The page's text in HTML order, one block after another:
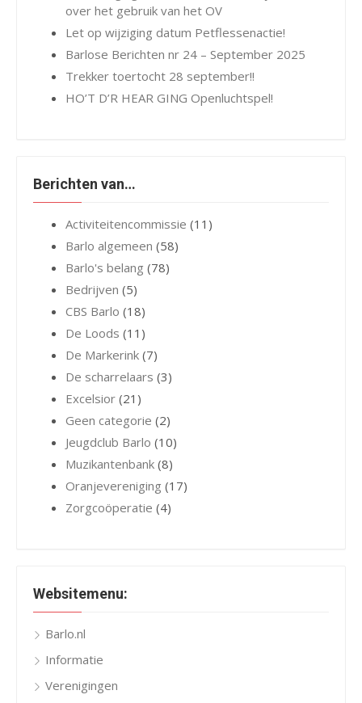
over het gebruik van het OV
Let op wijziging datum Petflessenactie!
Barlose Berichten nr 24 – September 2025
Trekker toertocht 28 september!!
HO’T D’R HEAR GING Openluchtspel!
Berichten van…
Activiteitencommissie (11)
Barlo algemeen (58)
Barlo's belang (78)
Bedrijven (5)
CBS Barlo (18)
De Loods (11)
De Markerink (7)
De scharrelaars (3)
Excelsior (21)
Geen categorie (2)
Jeugdclub Barlo (10)
Muzikantenbank (8)
Oranjevereniging (17)
Zorgcoöperatie (4)
Websitemenu:
Barlo.nl
Informatie
Verenigingen